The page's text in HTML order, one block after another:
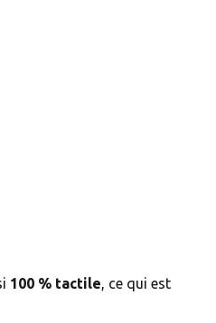
100 % tactile, ce qui est